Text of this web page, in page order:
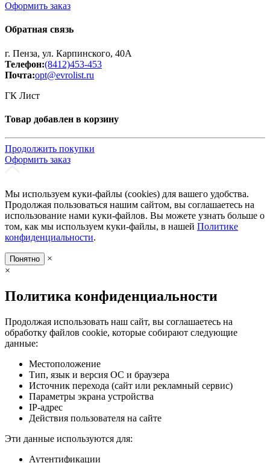
Оформить заказ
Обратная связь
г. Пенза, ул. Карпинского, 40А
Телефон:(8412)453-453
Почта:opt@evrolist.ru
ГК Лист
Товар добавлен в корзину
Продолжить покупки
Оформить заказ
Мы используем куки-файлы (cookies) для вашего удобства.
Продолжая пользоваться нашим сайтом, вы соглашаетесь на
использование нами куки-файлов. Вы можете узнать больше о
том, как мы используем куки-файлы, в нашей Политике
конфиденциальности.
Понятно
×
×
Политика конфиденциальности
Продолжая использовать наш сайт, вы соглашаетесь на
обработку файлов cookie, которые собирают следующие
данные:
Местоположение
Тип, язык и версия ОС и браузера
Источник перехода (сайт или рекламный сервис)
Параметры экрана устройства
IP-адрес
Действия пользователя на сайте
Эти данные используются для:
Аутентификации